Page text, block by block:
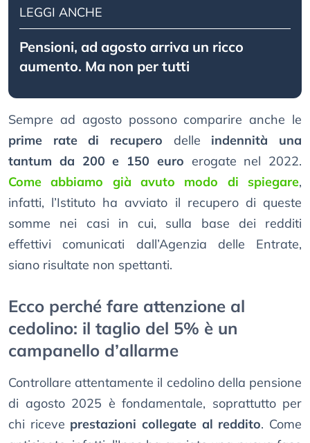
LEGGI ANCHE
Pensioni, ad agosto arriva un ricco
aumento. Ma non per tutti
Sempre ad agosto possono comparire anche le
prime rate di recupero delle indennità una
tantum da 200 e 150 euro erogate nel 2022.
Come abbiamo già avuto modo di spiegare,
infatti, l’Istituto ha avviato il recupero di queste
somme nei casi in cui, sulla base dei redditi
effettivi comunicati dall’Agenzia delle Entrate,
siano risultate non spettanti.
Ecco perché fare attenzione al
cedolino: il taglio del 5% è un
campanello d’allarme
Controllare attentamente il cedolino della pensione
di agosto 2025 è fondamentale, soprattutto per
chi riceve prestazioni collegate al reddito. Come